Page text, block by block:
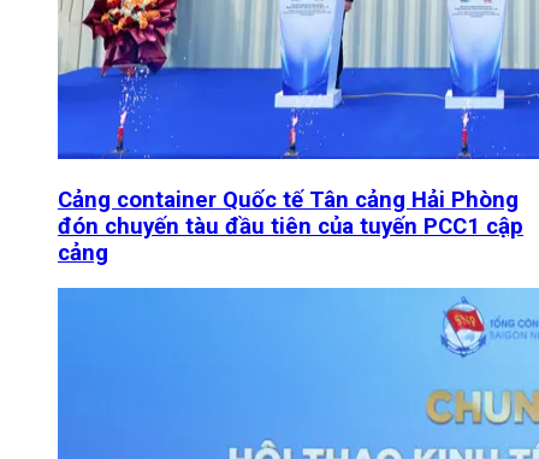
Cảng container Quốc tế Tân cảng Hải Phòng
đón chuyến tàu đầu tiên của tuyến PCC1 cập
cảng